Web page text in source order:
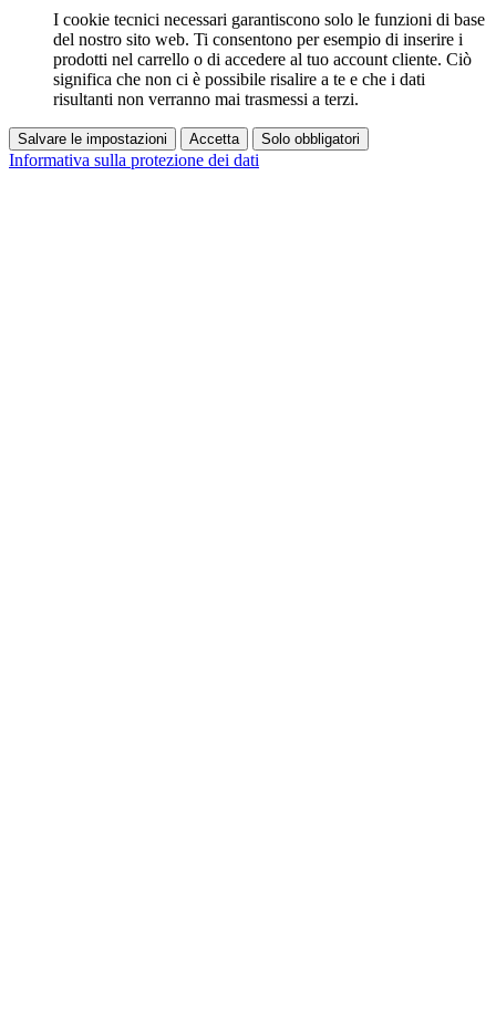
I cookie tecnici necessari garantiscono solo le funzioni di base
del nostro sito web. Ti consentono per esempio di inserire i
prodotti nel carrello o di accedere al tuo account cliente. Ciò
significa che non ci è possibile risalire a te e che i dati
risultanti non verranno mai trasmessi a terzi.
Salvare le impostazioni Accetta Solo obbligatori
Informativa sulla protezione dei dati